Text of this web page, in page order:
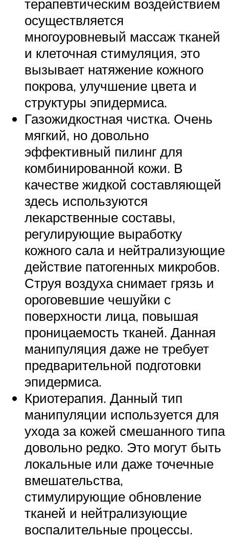
терапевтическим воздействием
осуществляется
многоуровневый массаж тканей
и клеточная стимуляция, это
вызывает натяжение кожного
покрова, улучшение цвета и
структуры эпидермиса.
Газожидкостная чистка. Очень
мягкий, но довольно
эффективный пилинг для
комбинированной кожи. В
качестве жидкой составляющей
здесь используются
лекарственные составы,
регулирующие выработку
кожного сала и нейтрализующие
действие патогенных микробов.
Струя воздуха снимает грязь и
ороговевшие чешуйки с
поверхности лица, повышая
проницаемость тканей. Данная
манипуляция даже не требует
предварительной подготовки
эпидермиса.
Криотерапия. Данный тип
манипуляции используется для
ухода за кожей смешанного типа
довольно редко. Это могут быть
локальные или даже точечные
вмешательства,
стимулирующие обновление
тканей и нейтрализующие
воспалительные процессы.